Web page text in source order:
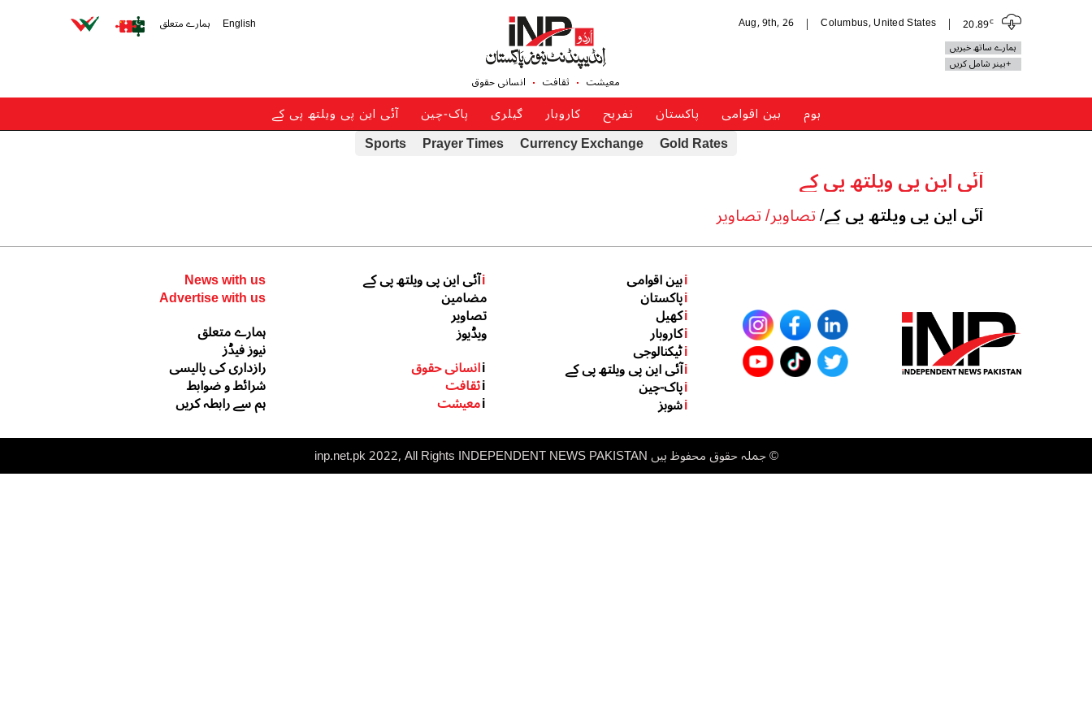
20.89c
|
Columbus, United States
|
Aug, 9th, 26
ہمارے ساتھ خبریں
+بینر شامل کریں
معیشت ثقافت انسانی حقوق
English ہمارے متعلق
ہوم بین اقوامی پاکستان تفریح کاروبار گیلری پاک-چین آئی این پی ویلتھ پی کے
Gold Rates
Currency Exchange
Prayer Times
Sports
آئی این پی ویلتھ پی کے
آئی این پی ویلتھ پی کے/تصاویر/ تصاویر
iبین اقوامی
iپاکستان
iکھیل
iکاروبار
iٹیکنالوجی
iآئی این پی ویلتھ پی کے
iپاک-چین
iشوبز
iآئی این پی ویلتھ پی کے
مضامین
تصاویر
ویڈیوز
iانسانی حقوق
iثقافت
iمعیشت
News with us
Advertise with us
ہمارے متعلق
نیوز فیڈز
رازداری کی پالیسی
شرائط و ضوابط
ہم سے رابطہ کریں
©جملہ حقوق محفوظ ہیں inp.net.pk 2022, All Rights INDEPENDENT NEWS PAKISTAN